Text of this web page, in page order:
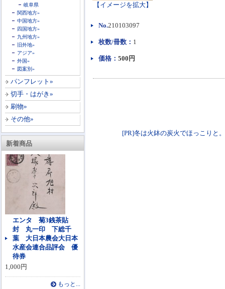
岐阜県
関西地方»
中国地方»
四国地方»
九州地方»
旧外地»
アジア»
外国»
図案別»
パンフレット»
切手・はがき»
刷物»
その他»
新着商品
エンタ 菊3銭茶貼
封 丸一印 下総千
葉 大日本農会大日本
水産会連合品評会 優
待券
1,000円
もっと...
【イメージを拡大】
No.210103097
枚数/冊数： 1
価格：500円
[PR]冬は火鉢の炭火でほっこりと